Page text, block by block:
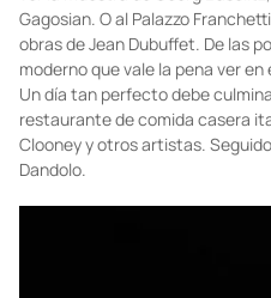
Gagosian. O al Palazzo
obras de Jean Dubuffet. De las
moderno que vale la pena ver en
Un día tan perfecto debe
restaurante de comida casera
Clooney y otros artistas.
Dandolo.